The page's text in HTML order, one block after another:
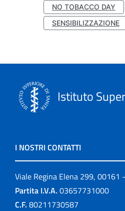
NO TOBACCO DAY
SENSIBILIZZAZIONE
Istituto
I NOSTRI CONTATTI
Viale Regina Elena 299, 00161
Partita I.V.A. 03657731000
C.F. 80211730587